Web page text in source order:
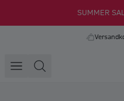
SUMMER